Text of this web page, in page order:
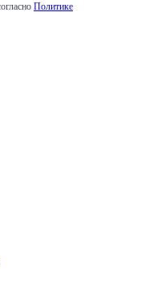
Политике